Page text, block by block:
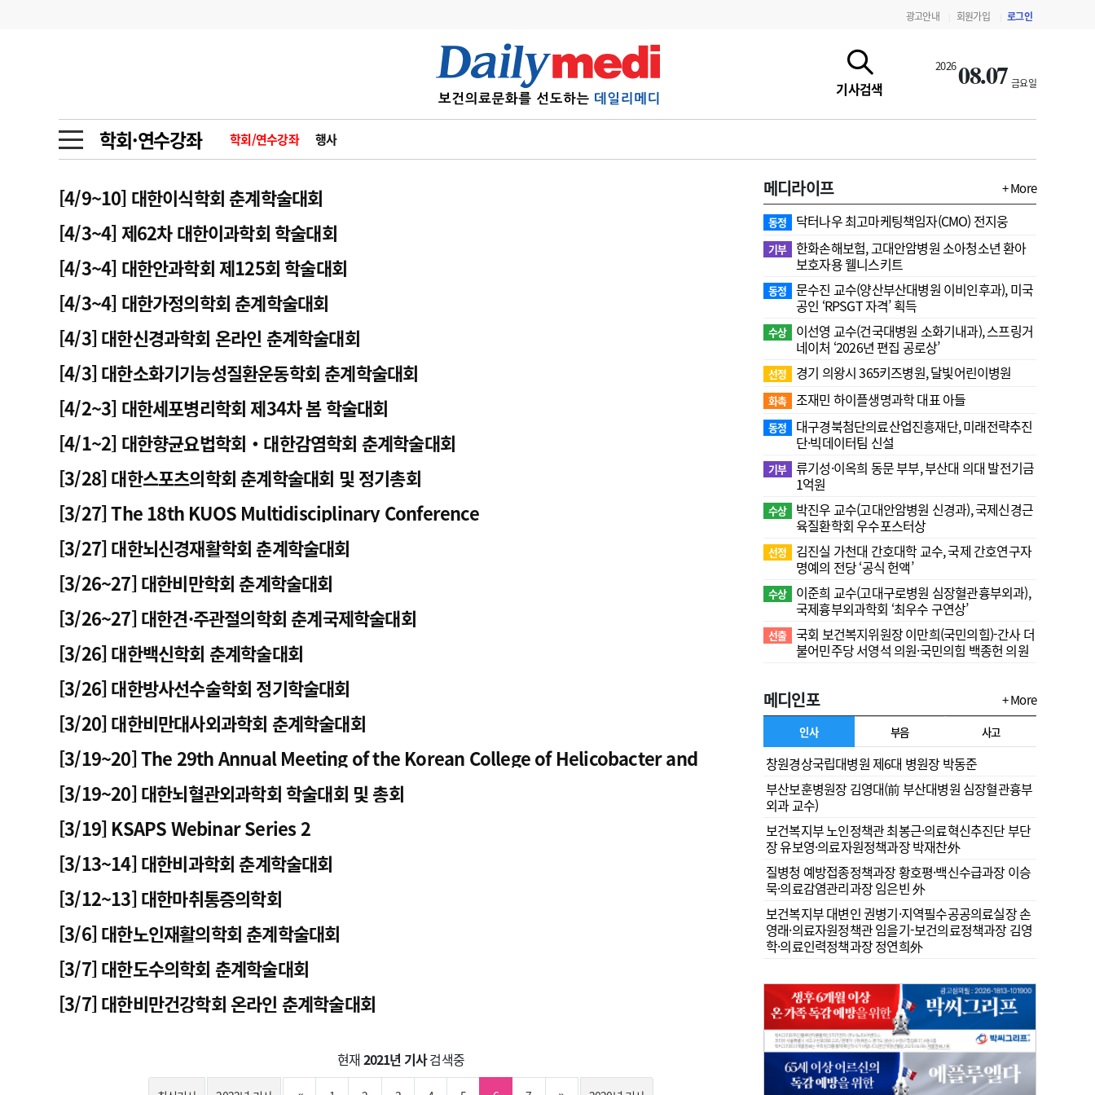
광고안내 회원가입 로그인
기사검색
202608.07 금요일
학회·연수강좌 학회/연수강좌 행사
금주의 검색어
1
의사인력 수급 추계
2
성분명 처방
3
AI의료
4
전공의 모집 결과
5
의사국시 합격률
6
관리급여 실시
사고
수첩
인물 초대석 피플
메디 Hospital 지역병원 중소병원
인포메이션 행정처분 판례 지침·기준·평가 약제급여 심사 결과
학회·연수강좌 학회/연수강좌 행사
고객센터 회사소개 법적고지
[4/9~10] 대한이식학회 춘계학술대회
[4/3~4] 제62차 대한이과학회 학술대회
[4/3~4] 대한안과학회 제125회 학술대회
[4/3~4] 대한가정의학회 춘계학술대회
[4/3] 대한신경과학회 온라인 춘계학술대회
[4/3] 대한소화기기능성질환운동학회 춘계학술대회
[4/2~3] 대한세포병리학회 제34차 봄 학술대회
[4/1~2] 대한향균요법학회‧대한감염학회 춘계학술대회
[3/28] 대한스포츠의학회 춘계학술대회 및 정기총회
[3/27] The 18th KUOS Multidisciplinary Conference
[3/27] 대한뇌신경재활학회 춘계학술대회
[3/26~27] 대한비만학회 춘계학술대회
[3/26~27] 대한견·주관절의학회 춘계국제학술대회
[3/26] 대한백신학회 춘계학술대회
[3/26] 대한방사선수술학회 정기학술대회
[3/20] 대한비만대사외과학회 춘계학술대회
[3/19~20] The 29th Annual Meeting of the Korean College of Helicobacter and
Uppe..
[3/19~20] 대한뇌혈관외과학회 학술대회 및 총회
[3/19] KSAPS Webinar Series 2
[3/13~14] 대한비과학회 춘계학술대회
[3/12~13] 대한마취통증의학회
[3/6] 대한노인재활의학회 춘계학술대회
[3/7] 대한도수의학회 춘계학술대회
[3/7] 대한비만건강학회 온라인 춘계학술대회
현재 2021년 기사검색중
메디라이프 + More
동정 닥터나우 최고마케팅책임자(CMO) 전지웅
기부 한화손해보험, 고대안암병원 소아청소년 환아
보호자용 웰니스키트
동정
문수진 교수( 양산부산대병원 이비인후과), 미국
공인 ‘RPSGT 자격’ 획득
수상
이선영 교수(건국대병원 소화기내과), 스프링거
네이처 ‘2026년 편집 공로상’
선정 경기 의왕시 365키즈병원, 달빛어린이병원
화촉 조재민 하이플생명과학 대표 아들
동정
대구경북첨단의료산업진흥재단, 미래전략추진
단·빅데이터팀 신설
기부 류기성·이옥희 동문 부부, 부산대 의대 발전기금
1억원
수상
박진우 교수(고대안암병원 신경과), 국제신경근
육질환학회 우수포스터상
선정
김진실 가천대 간호대학 교수, 국제 간호연구자
명예의 전당 ‘공식 헌액’
수상
이준희 교수(고대구로병원 심장혈관흉부외과),
국제흉부외과학회 ‘최우수 구연상’
선출 국회 보건복지위원장 이만희(국민의힘)-간사 더
불어민주당 서영석 의원·국민의힘 백종헌 의원
메디인포 + More
인사 부음 사고
창원경상국립대병원 제6대 병원장 박동준
부산보훈병원장 김영대(前 부산대병원 심장혈관흉부
외과 교수)
보건복지부 노인정책관 최봉근·의료혁신추진단 부단
장 유보영·의료자원정책과장 박재찬外
질병청 예방접종정책과장 황호평·백신수급과장 이승
묵·의료감염관리과장 임은빈 外
보건복지부 대변인 권병기·지역필수공공의료실장 손
영래·의료자원정책관 임을기-보건의료정책과장 김영
학·의료인력정책과장 정연희外